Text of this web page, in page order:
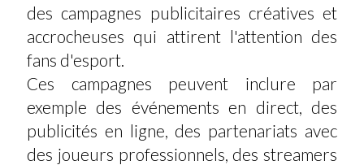
des campagnes publicitaires créatives et
accrocheuses qui attirent l'attention des
fans d'esport.
Ces campagnes peuvent inclure par
exemple des événements en direct, des
publicités en ligne, des partenariats avec
des joueurs professionnels, des streamers